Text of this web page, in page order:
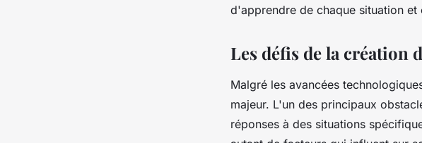
d'apprendre de chaque situation et
Les défis de la création
Malgré les avancées
majeur. L'un des principaux
réponses à des situations